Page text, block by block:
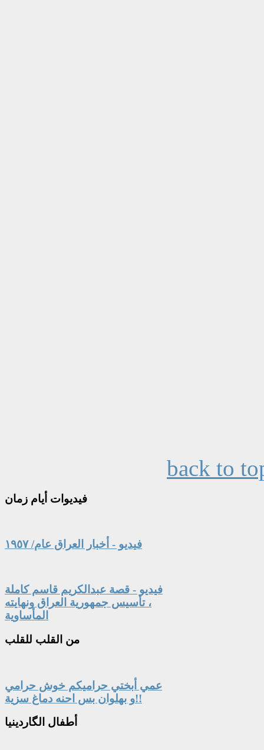
back to
فيديوات أيام زمان
فيديو - أخبار العراق عام/ ١٩٥٧
فيديو - قصة عبدالكريم قاسم كاملة
، تأسيس جمهورية العراق ونهايته
المأساوية
من القلب للقلب
عمي أبختي حراميكم خوش حرامي
و بهلوان بس احنه دماغ سزية!!
أطفال الگاردينيا